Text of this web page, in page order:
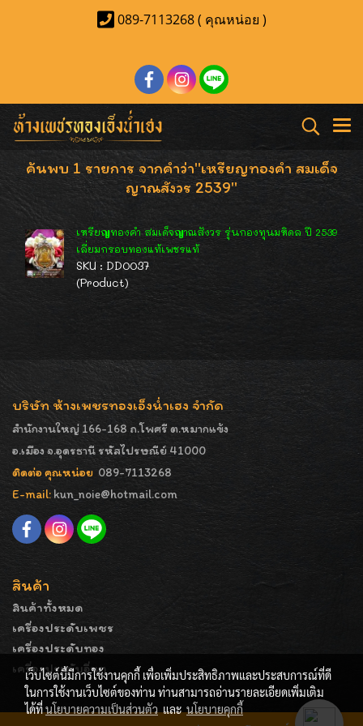
089-7113268 ( คุณหน่อย )
ค้นพบ 1 รายการ จากคำว่า"เหรียญทองคำ สมเด็จ
ญาณสังวร 2539"
เหรียญทองคำ สมเด็จญาณสังวร รุ่นกองทุนมหิดล ปี 2539
เลี่ยมกรอบทองแท้เพชรแท้
SKU : DD0037
(Product)
บริษัท ห้างเพชรทองเอ็งน่ำเฮง จำกัด
สำนักงานใหญ่ 166-168 ถ.โพศรี ต.หมากแข้ง
อ.เมือง จ.อุดรธานี รหัสไปรษณีย์ 41000
ติดต่อ คุณหน่อย 089-7113268
E-mail: kun_noie@hotmail.com
สินค้า
สินค้าทั้งหมด
เครื่องประดับเพชร
เครื่องประดับทอง
เครื่องประดับอื่นๆ
เว็บไซต์นี้มีการใช้งานคุกกี้ เพื่อเพิ่มประสิทธิภาพและประสบการณ์ที่ดี
ในการใช้งานเว็บไซต์ของท่าน ท่านสามารถอ่านรายละเอียดเพิ่มเติม
ได้ที่นโยบายความเป็นส่วนตัวและนโยบายคุกกี้